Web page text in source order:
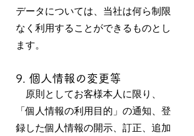
データについては、当社は何ら制限
なく利用することができるものとし
ます。
9. 個人情報の変更等
原則としてお客様本人に限り、
「個人情報の利用目的」の通知、登
録した個人情報の開示、訂正、追加